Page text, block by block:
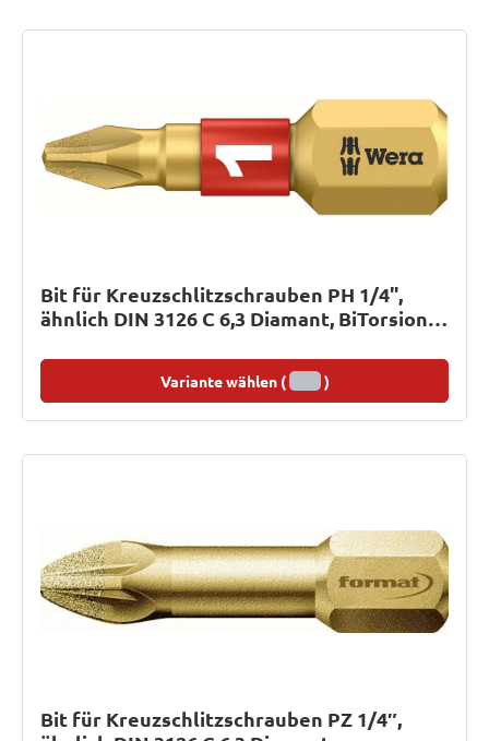
Bit für Kreuzschlitzschrauben PH 1/4",
ähnlich DIN 3126 C 6,3 Diamant, BiTorsion,
Variante wählen ( )
Bit für Kreuzschlitzschrauben PZ 1/4″,